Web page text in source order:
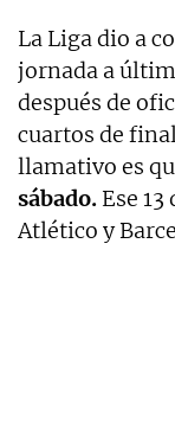
La Liga dio a
jornada a
después de
cuartos de
llamativo es
sábado. Ese
Atlético y